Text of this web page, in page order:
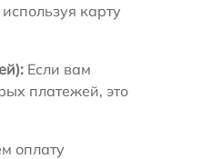
карту
Если вам
платежей, это
оплату